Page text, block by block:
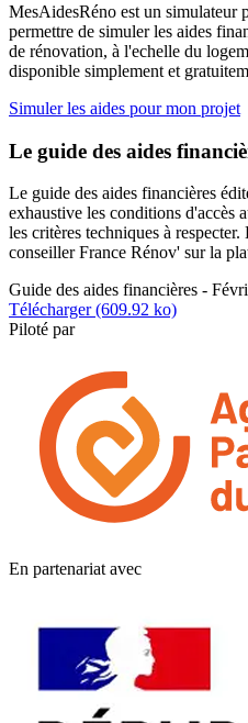
MesAidesRéno est un simulateur
permettre de simuler les aides
de rénovation, à l'echelle du
disponible simplement et
Simuler les aides pour mon projet
Le guide des aides
Le guide des aides financières
exhaustive les conditions d'accès
les critères techniques à
conseiller France Rénov' sur la
Guide des aides financières -
Télécharger (609.92 ko)
Piloté par
En partenariat avec